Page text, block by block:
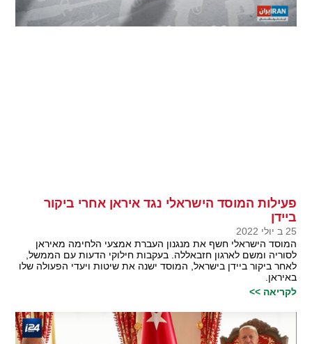
פעילות המוסד הישראלי נגד איראן אחרי ביקור
ביידן
25 ב יולי 2022
המוסד הישראלי חשף את מנגנון העברת אמצעי הלחימה מאיראן
לסוריה ומשם לארגון חזבאללה. בעקבות חילוקי הדעות עם הממשל,
לאחר ביקור ביידן בישראל, המוסד ישנה את שיטות ויעדי הפעולה שלו
באיראן.
לקריאה >>